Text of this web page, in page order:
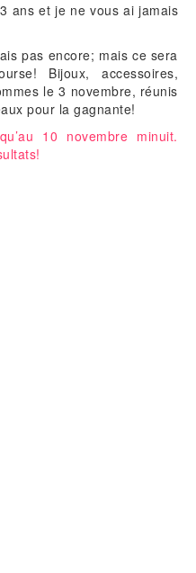
ans et je ne vous ai jamais
pas encore; mais ce sera
Bijoux, accessoires,
le 3 novembre, réunis
pour la gagnante!
10 novembre minuit.